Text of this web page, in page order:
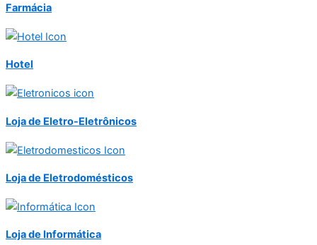
Farmácia
Hotel
Loja de Eletro-Eletrônicos
Loja de Eletrodomésticos
Loja de Informática